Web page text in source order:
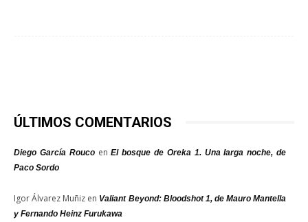
ÚLTIMOS COMENTARIOS
Diego García RoucoenEl bosque de Oreka 1. Una larga noche, de
Paco Sordo
Igor Álvarez Muñiz en Valiant Beyond: Bloodshot 1, de Mauro Mantella
y Fernando Heinz Furukawa